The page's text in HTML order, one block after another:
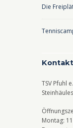
Die
TSV Pfuhl
Montag: